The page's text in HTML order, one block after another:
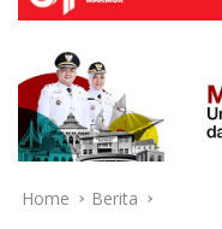
Home Berita